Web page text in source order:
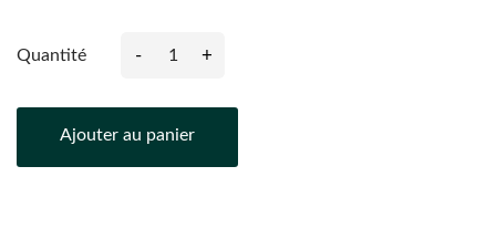
Quantité - +
Ajouter au panier